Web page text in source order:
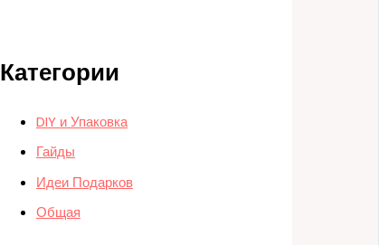
Категории
DIY и Упаковка
Гайды
Идеи Подарков
Общая